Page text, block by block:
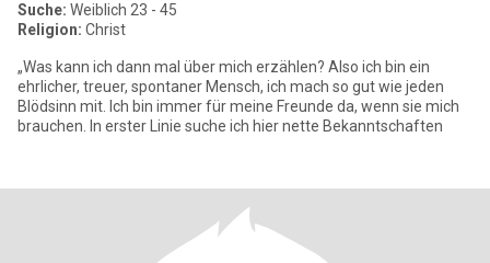
Suche: Weiblich 23 - 45
Religion: Christ
„Was kann ich dann mal über mich erzählen? Also ich bin ein
ehrlicher, treuer, spontaner Mensch, ich mach so gut wie jeden
Blödsinn mit. Ich bin immer für meine Freunde da, wenn sie mich
brauchen. In erster Linie suche ich hier nette Bekanntschaften